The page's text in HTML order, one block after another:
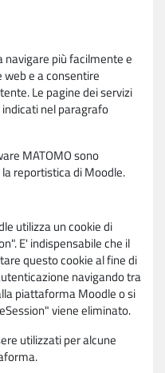
navigare più facilmente e
e a consentire
Le pagine dei servizi
nel paragrafo
MATOMO sono
reportistica di Moodle.
utilizza un cookie di
E' indispensabile che il
questo cookie al fine di
navigando tra
piattaforma Moodle o si
viene eliminato.
utilizzati per alcune